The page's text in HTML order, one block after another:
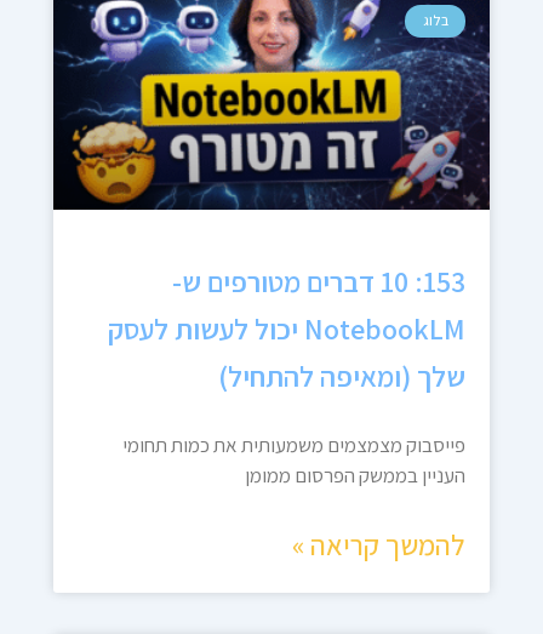
בלוג
153: 10 דברים מטורפים ש-
NotebookLM יכול לעשות לעסק
שלך (ומאיפה להתחיל)
פייסבוק מצמצמים משמעותית את כמות תחומי
העניין בממשק הפרסום ממומן
להמשך קריאה »